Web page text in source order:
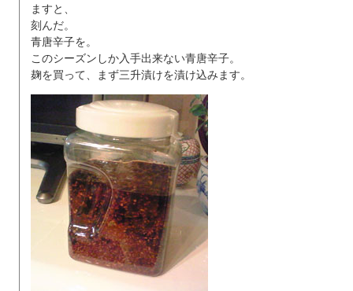
ますと、
刻んだ。
青唐辛子を。
このシーズンしか入手出来ない青唐辛子。
麹を買って、まず三升漬けを漬け込みます。